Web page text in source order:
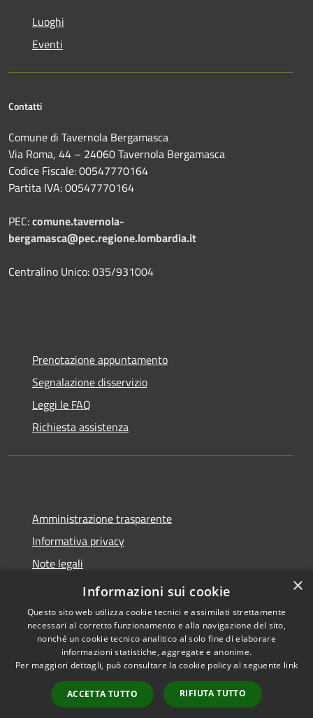
Luoghi
Eventi
Contatti
Comune di Tavernola Bergamasca
Via Roma, 44 – 24060 Tavernola Bergamasca
Codice Fiscale: 00547770164
Partita IVA: 00547770164
PEC:comune.tavernola-
bergamasca@pec.regione.lombardia.it
Centralino Unico: 035/931004
Prenotazione appuntamento
Segnalazione disservizio
Leggi le FAQ
Richiesta assistenza
Amministrazione trasparente
Informativa privacy
Note legali
Dichiarazione di accessibilità
Accessibilità
Copyright © 2026 • Comune di
Tavernola Bergamasca •
Powered byMunicipium
Accesso redazione
×
Informazioni sui cookie
Questo sito web utilizza cookie tecnici e assimilati strettamente
necessari al corretto funzionamento e alla navigazione del sito,
nonché un cookie tecnico analitico al solo fine di elaborare
informazioni statistiche, aggregate e anonime.
Per maggiori dettagli, può consultare la cookie policy al seguente link
ACCETTA TUTTO RIFIUTA TUTTO